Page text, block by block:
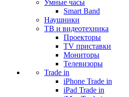
Умные часы
Smart Band
Наушники
ТВ и видеотехника
Проекторы
TV приставки
Мониторы
Телевизоры
Trade in
iPhone Trade in
iPad Trade in